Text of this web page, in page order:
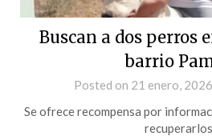
Buscan a dos perros
barrio
Posted on 21 enero, 2026
Se ofrece recompensa por